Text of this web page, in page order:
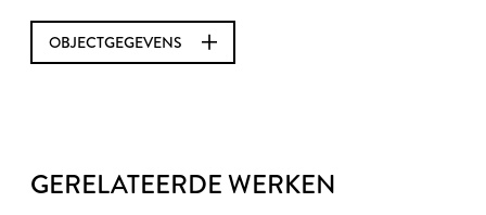
OBJECTGEGEVENS
GERELATEERDE WERKEN